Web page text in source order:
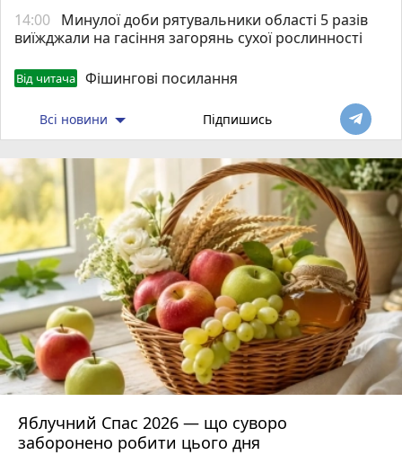
14:00 Минулої доби рятувальники області 5 разів
виїжджали на гасіння загорянь сухої рослинності
Від читача Фішингові посилання
Всі новини Підпишись
Яблучний Спас 2026 — що суворо
заборонено робити цього дня